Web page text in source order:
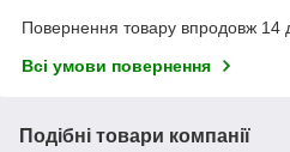
Повернення товару впродовж 14
Всі умови повернення
Подібні товари компанії